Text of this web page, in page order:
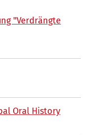
"Verdrängte
Oral History